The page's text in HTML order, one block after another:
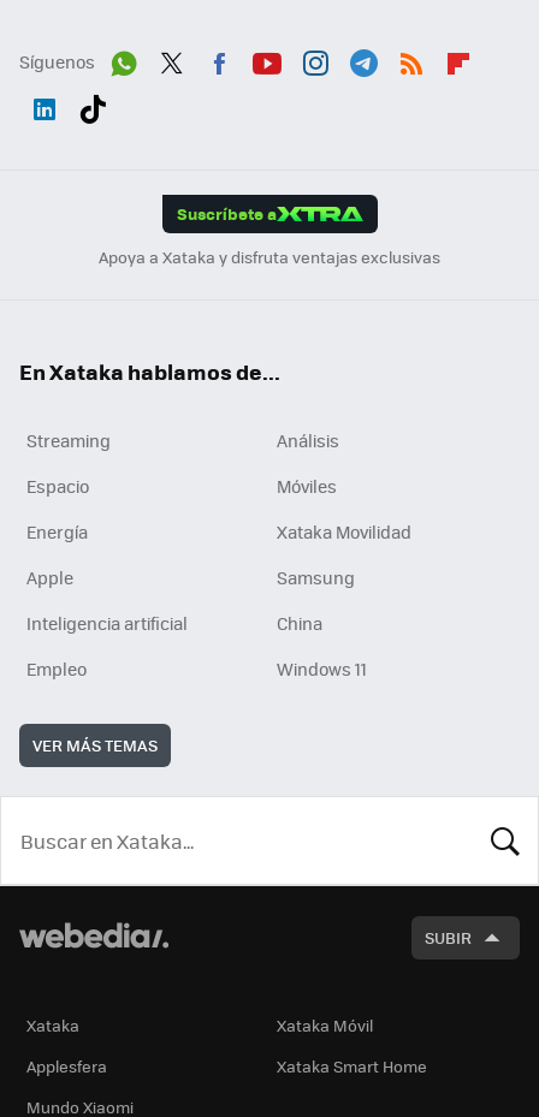
Síguenos
Suscríbete a
Apoya a Xataka y disfruta ventajas exclusivas
En Xataka hablamos de...
Streaming
Análisis
Espacio
Móviles
Energía
Xataka Movilidad
Apple
Samsung
Inteligencia artificial
China
Empleo
Windows 11
VER MÁS TEMAS
SUBIR
Xataka
Xataka Móvil
Applesfera
Xataka Smart Home
Mundo Xiaomi